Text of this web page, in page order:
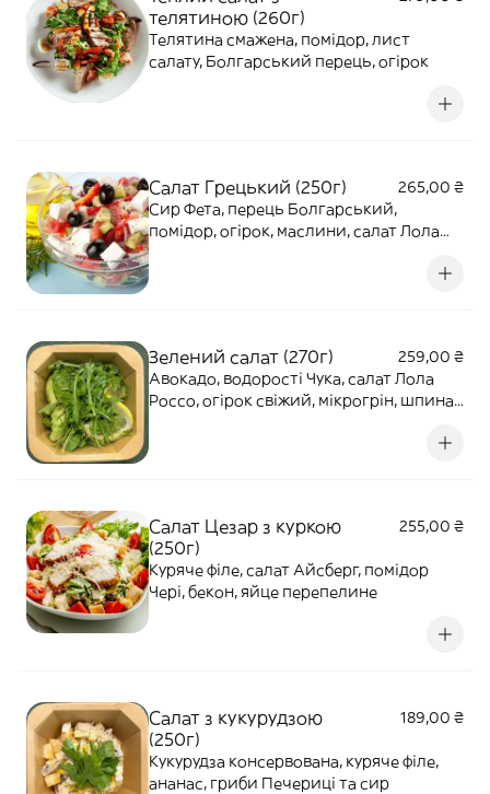
телятиною (260г)
Телятина смажена, помідор, лист
салату, Болгарський перець, огірок
Салат Грецький (250г)
265,00 ₴
Сир Фета, перець Болгарський,
помідор, огірок, маслини, салат Лола
Зелений салат (270г)
259,00 ₴
Авокадо, водорості Чука, салат Лола
Россо, огірок свіжий, мікрогрін, шпинат,
Салат Цезар з куркою
(250г)
255,00 ₴
Куряче філе, салат Айсберг, помідор
Чері, бекон, яйце перепелине
Салат з кукурудзою
(250г)
189,00 ₴
Кукурудза консервована, куряче філе,
ананас, гриби Печериці та сир